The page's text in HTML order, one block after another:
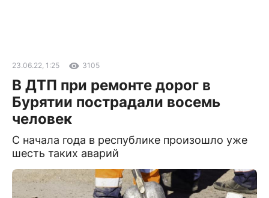
23.06.22, 1:25 3105
В ДТП при ремонте дорог в
Бурятии пострадали восемь
человек
С начала года в республике произошло уже
шесть таких аварий